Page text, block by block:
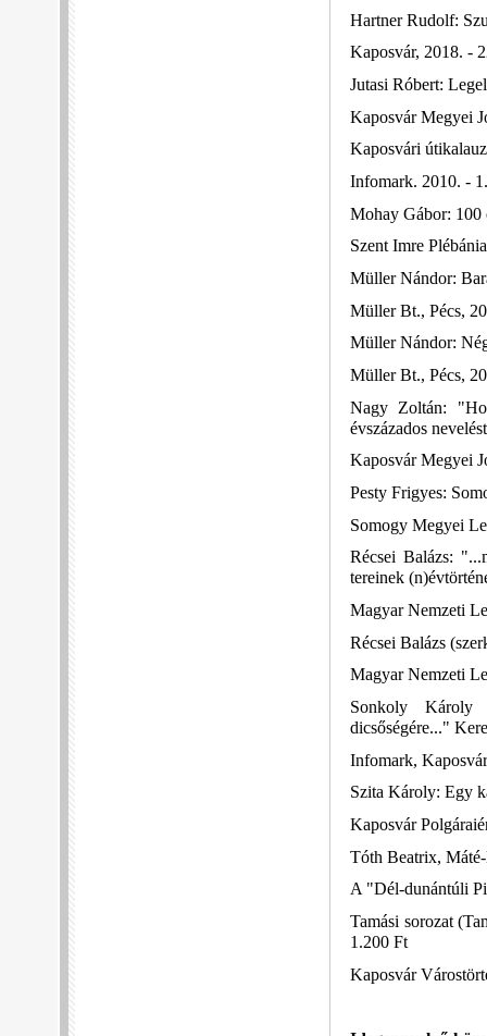
Hartner Rudolf:
Kaposvár, 2018. -
Jutasi Róbert:
Kaposvár Megyei
Kaposvári útikalauz
Infomark. 2010. -
Mohay Gábor: 100
Szent Imre
Müller Nándor:
Müller Bt., Pécs,
Müller Nándor:
Müller Bt., Pécs,
Nagy Zoltán:
évszázados
Kaposvár Megyei
Pesty Frigyes:
Somogy Megyei
Récsei Balázs:
tereinek
Magyar Nemzeti
Récsei Balázs
Magyar Nemzeti
Sonkoly Károly
dicsőségére..."
Infomark,
Szita Károly: Egy
Kaposvár
Tóth Beatrix,
A "Dél-dunántúli
Tamási sorozat
1.200 Ft
Kaposvár